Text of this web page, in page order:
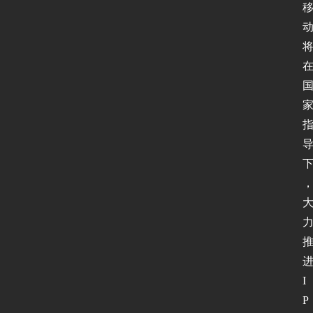
移
动
将
在
国
家
指
导
下
，
大
力
推
进
I
P